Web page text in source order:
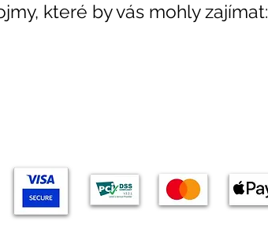
které by vás mohly zajímat: